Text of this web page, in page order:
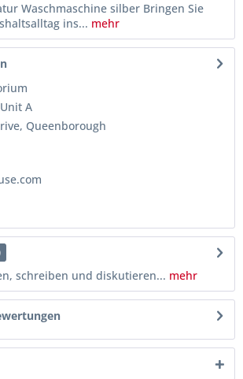
Waschmaschine silber Bringen Sie
ins... mehr
A
Queenborough
schreiben und diskutieren... mehr